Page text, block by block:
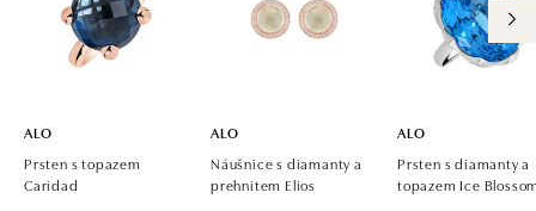
Pribinova 8, 811 09 Bratislava
tel.: +421 917 090 700, +421 918 777 670
ALO
Prsten s topazem
Caridad
ALO
Náušnice s diamanty a
prehnitem Elios
ALO
Prsten s diamanty a
topazem Ice